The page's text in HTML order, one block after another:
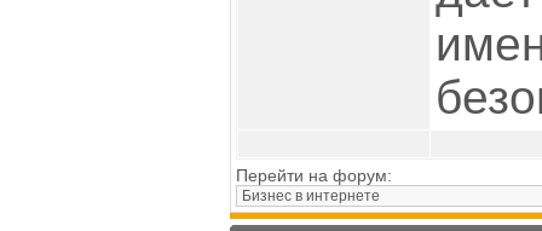
Перейти на форум: